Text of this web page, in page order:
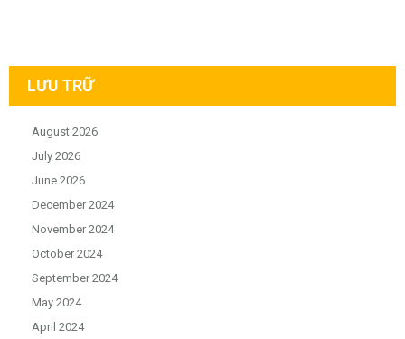
LƯU TRỮ
August 2026
July 2026
June 2026
December 2024
November 2024
October 2024
September 2024
May 2024
April 2024